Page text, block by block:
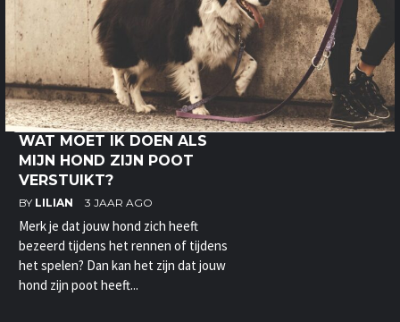
WAT MOET IK DOEN ALS
MIJN HOND ZIJN POOT
VERSTUIKT?
BY LILIAN 3 JAAR AGO
Merk je dat jouw hond zich heeft
bezeerd tijdens het rennen of tijdens
het spelen? Dan kan het zijn dat jouw
hond zijn poot heeft...